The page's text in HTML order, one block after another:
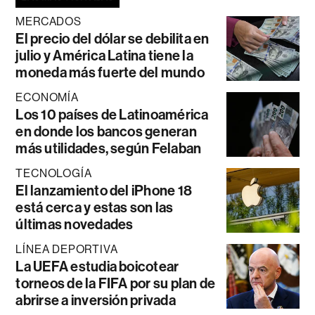
MERCADOS
El precio del dólar se debilita en
julio y América Latina tiene la
moneda más fuerte del mundo
ECONOMÍA
Los 10 países de Latinoamérica
en donde los bancos generan
más utilidades, según Felaban
TECNOLOGÍA
El lanzamiento del iPhone 18
está cerca y estas son las
últimas novedades
LÍNEA DEPORTIVA
La UEFA estudia boicotear
torneos de la FIFA por su plan de
abrirse a inversión privada